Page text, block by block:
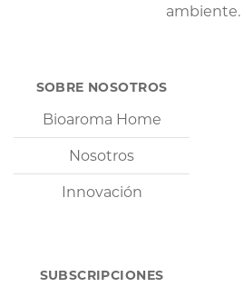
ambiente.
SOBRE NOSOTROS
Bioaroma Home
Nosotros
Innovación
SUBSCRIPCIONES